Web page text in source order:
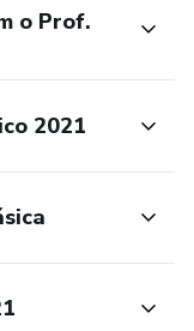
para
2022
o Prof.
2021